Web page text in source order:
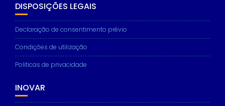
DISPOSIÇÕES LEGAIS
Declaração de consentimento prévio
Condições de utilização
Politicas de privacidade
INOVAR